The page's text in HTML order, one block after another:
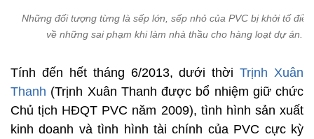
Những đối tượng từng là sếp lớn, sếp nhỏ của PVC bị khởi tố
về những sai phạm khi làm nhà thầu cho hàng loạt dự án.
Tính đến hết tháng 6/2013, dưới thờiTrịnh Xuân
Thanh (Trịnh Xuân Thanh được bổ nhiệm giữ chức
Chủ tịch HĐQT PVC năm 2009), tình hình sản xuất
kinh doanh và tình hình tài chính của PVC cực kỳ